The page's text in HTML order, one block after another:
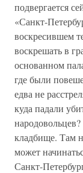
подвергается
«Санкт-
воскресившем
воскрешать в
основанном
где были
едва не
куда падали
кладбище. Там
может
Санкт-